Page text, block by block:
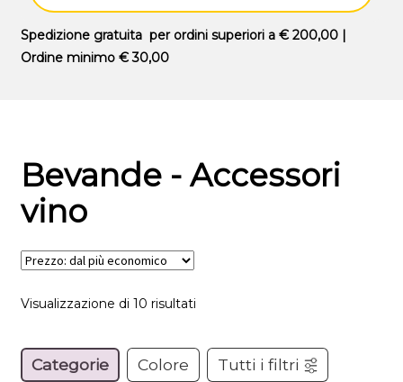
Prodotti
Novità
Spedizione gratuitaper ordini superiori a € 200,00|
Ordine minimo € 30,00
Bevande - Accessori
vino
Visualizzazione di 10 risultati
Categorie Colore Tutti i filtri